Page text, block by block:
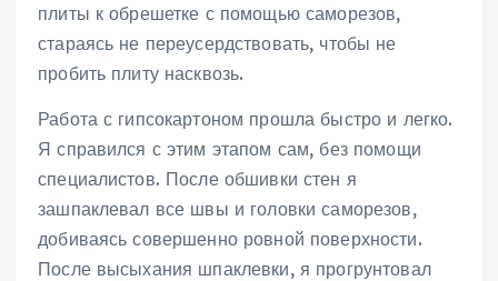
плиты к обрешетке с помощью саморезов,
стараясь не переусердствовать, чтобы не
пробить плиту насквозь.
Работа с гипсокартоном прошла быстро и легко.
Я справился с этим этапом сам, без помощи
специалистов. После обшивки стен я
зашпаклевал все швы и головки саморезов,
добиваясь совершенно ровной поверхности.
После высыхания шпаклевки, я прогрунтовал